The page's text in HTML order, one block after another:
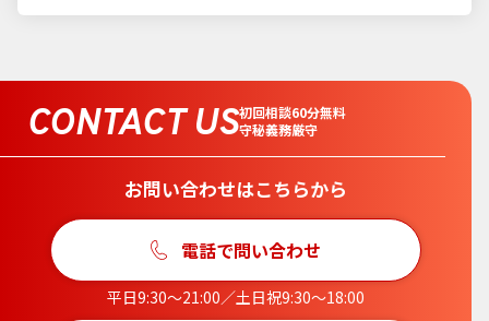
CONTACT US初回相談60分無料
守秘義務厳守
お問い合わせはこちらから
電話で問い合わせ
平日9:30〜21:00／土日祝9:30〜18:00